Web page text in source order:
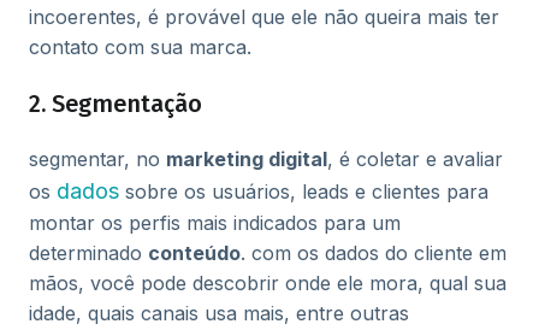
incoerentes, é provável que ele não queira mais ter
contato com sua marca.
2. Segmentação
segmentar, no marketing digital, é coletar e avaliar
os dados sobre os usuários, leads e clientes para
montar os perfis mais indicados para um
determinado conteúdo. com os dados do cliente em
mãos, você pode descobrir onde ele mora, qual sua
idade, quais canais usa mais, entre outras